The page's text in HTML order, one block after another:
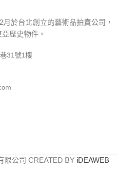
於台北創立的藝術品拍賣公司，
歷史物件。
31號1樓
限公司 CREATED BY iDEAWEB